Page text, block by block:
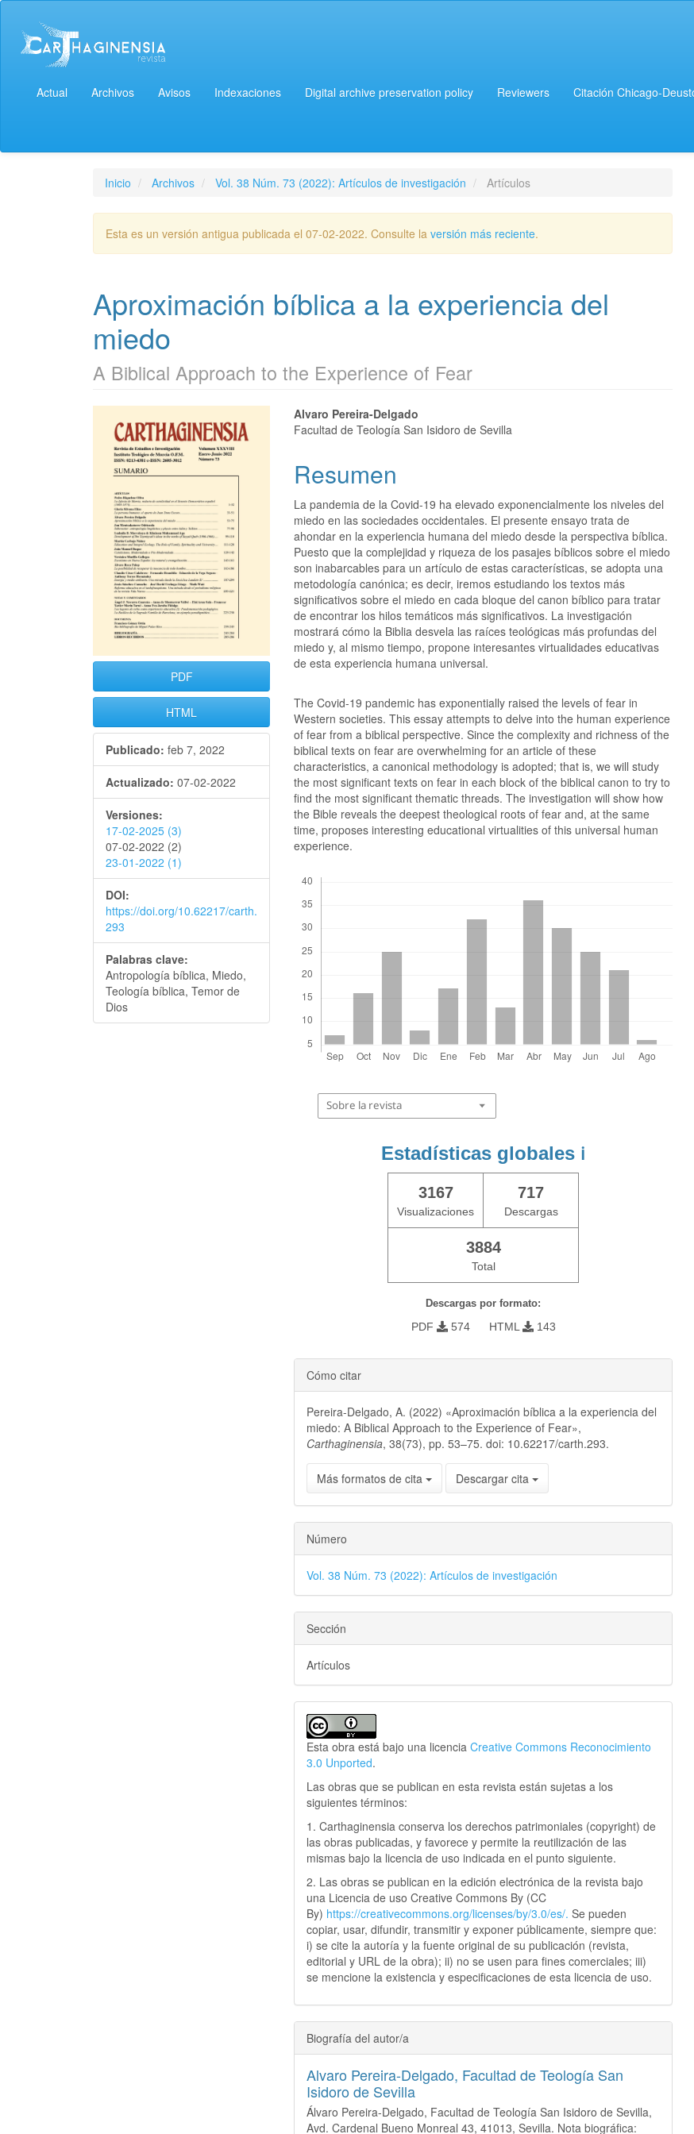
Actual Archivos Avisos Indexaciones Digital archive preservation policy Reviewers Citación Chicago-
Inicio Archivos Vol. 38 Núm. 73 (2022): Artículos de investigación Artículos
Esta es un versión antigua publicada el 07-02-2022. Consulte la versión más reciente.
Aproximación bíblica a la experiencia del
miedo
A Biblical Approach to the Experience of Fear
PDF
HTML
Publicado: feb 7, 2022
Actualizado: 07-02-2022
Versiones:
17-02-2025 (3)
07-02-2022 (2)
23-01-2022 (1)
DOI:
https://doi.org/10.62217/carth.
293
Palabras clave:
Antropología bíblica, Miedo,
Teología bíblica, Temor de
Dios
Alvaro Pereira-Delgado
Facultad de Teología San Isidoro de Sevilla
Resumen
La pandemia de la Covid-19 ha elevado exponencialmente los niveles del
miedo en las sociedades occidentales. El presente ensayo trata de
ahondar en la experiencia humana del miedo desde la perspectiva bíblica.
Puesto que la complejidad y riqueza de los pasajes bíblicos sobre el miedo
son inabarcables para un artículo de estas características, se adopta una
metodología canónica; es decir, iremos estudiando los textos más
significativos sobre el miedo en cada bloque del canon bíblico para tratar
de encontrar los hilos temáticos más significativos. La investigación
mostrará cómo la Biblia desvela las raíces teológicas más profundas del
miedo y, al mismo tiempo, propone interesantes virtualidades educativas
de esta experiencia humana universal.
The Covid-19 pandemic has exponentially raised the levels of fear in
Western societies. This essay attempts to delve into the human experience
of fear from a biblical perspective. Since the complexity and richness of the
biblical texts on fear are overwhelming for an article of these
characteristics, a canonical methodology is adopted; that is, we will study
the most significant texts on fear in each block of the biblical canon to try to
find the most significant thematic threads. The investigation will show how
the Bible reveals the deepest theological roots of fear and, at the same
time, proposes interesting educational virtualities of this universal human
experience.
Sobre la revista
Estadísticas globales ℹ️
3167
Visualizaciones
717
Descargas
3884
Total
Descargas por formato:
PDF 574 HTML 143
Cómo citar
Pereira-Delgado, A. (2022) «Aproximación bíblica a la experiencia del
miedo: A Biblical Approach to the Experience of Fear»,
Carthaginensia, 38(73), pp. 53–75. doi: 10.62217/carth.293.
Más formatos de cita Descargar cita
Número
Vol. 38 Núm. 73 (2022): Artículos de investigación
Sección
Artículos
Esta obra está bajo una licenciaCreative Commons Reconocimiento
3.0 Unported.
Las obras que se publican en esta revista están sujetas a los
siguientes términos:
1. Carthaginensia conserva los derechos patrimoniales (copyright) de
las obras publicadas, y favorece y permite la reutilización de las
mismas bajo la licencia de uso indicada en el punto siguiente.
2. Las obras se publican en la edición electrónica de la revista bajo
una Licencia de uso Creative Commons By (CC
By) https://creativecommons.org/licenses/by/3.0/es/.Se pueden
copiar, usar, difundir, transmitir y exponer públicamente, siempre que:
i) se cite la autoría y la fuente original de su publicación (revista,
editorial y URL de la obra); ii) no se usen para fines comerciales; iii)
se mencione la existencia y especificaciones de esta licencia de uso.
Biografía del autor/a
Alvaro Pereira-Delgado, Facultad de Teología San
Isidoro de Sevilla
Álvaro Pereira-Delgado, Facultad de Teología San Isidoro de Sevilla,
Avd. Cardenal Bueno Monreal 43, 41013, Sevilla. Nota biográfica: